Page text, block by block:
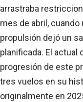
arrastraba
mes de abril,
propulsión dejó un
planificada. El
progresión de este
tres vuelos en su
originalmente en